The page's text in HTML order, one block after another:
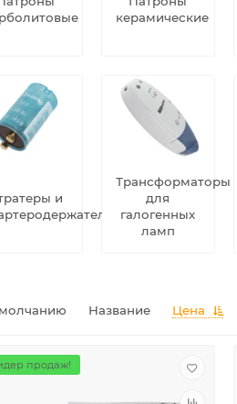
керамические
и
Трансформаторы
для
галогенных
ламп
Название Цена
продаж!